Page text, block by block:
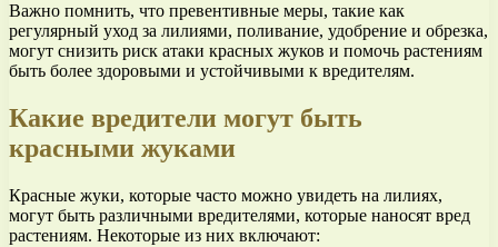
Важно помнить, что превентивные меры, такие как
регулярный уход за лилиями, поливание, удобрение и обрезка,
могут снизить риск атаки красных жуков и помочь растениям
быть более здоровыми и устойчивыми к вредителям.
Какие вредители могут быть
красными жуками
Красные жуки, которые часто можно увидеть на лилиях,
могут быть различными вредителями, которые наносят вред
растениям. Некоторые из них включают: